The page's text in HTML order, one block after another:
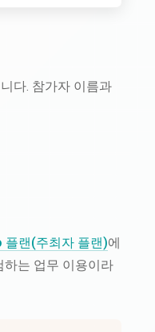
다. 참가자 이름과
플랜(주최자 플랜)에
하는 업무 이용이라